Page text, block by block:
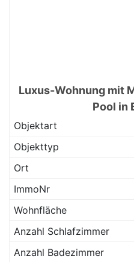
Luxus-Wohnung mit
Pool in
Objektart
Objekttyp
Ort
ImmoNr
Wohnfläche
Anzahl Schlafzimmer
Anzahl Badezimmer